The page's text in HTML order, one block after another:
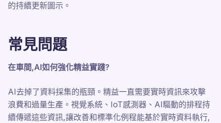
的持續更新圖示。
常見問題
在車間,AI如何強化精益實踐?
AI去掉了資料採集的瓶頸。精益一直需要實時資訊來攻擊
浪費和過量生產。視覺系統、IoT感測器、AI驅動的排程持
續傳遞這些資訊,讓改善和標準化例程能基於實時資料執行,